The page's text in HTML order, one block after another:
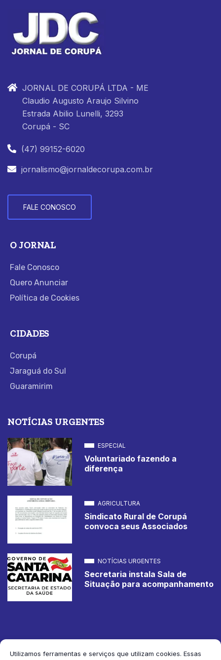
Utilizamos ferramentas e serviços que utilizam cookies. Essas
JORNAL DE CORUPÁ LTDA - ME
Claudio Augusto Araujo Silvino
Estrada Abilio Lunelli, 3293
Corupá - SC
(47) 99152-6020
jornalismo@jornaldecorupa.com.br
FALE CONOSCO
O JORNAL
Fale Conosco
Quero Anunciar
Política de Cookies
CIDADES
Corupá
Jaraguá do Sul
Guaramirim
NOTÍCIAS URGENTES
ESPECIAL
Voluntariado fazendo a
diferença
AGRICULTURA
Sindicato Rural de Corupá
convoca seus Associados
NOTÍCIAS URGENTES
Secretaria instala Sala de
Situação para acompanhamento